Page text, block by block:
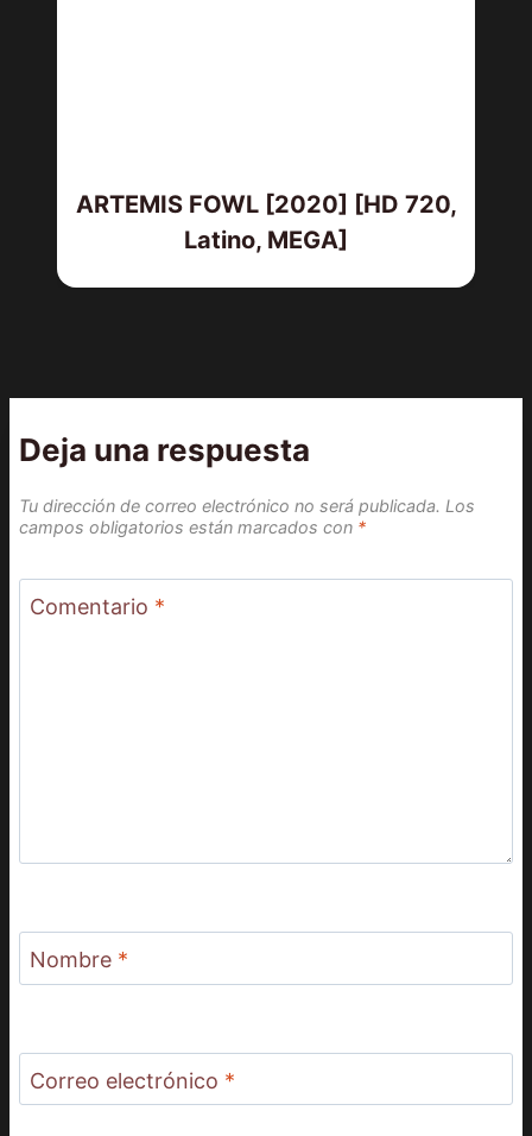
ARTEMIS FOWL [2020] [HD 720,
Latino, MEGA]
Deja una respuesta
Tu dirección de correo electrónico no será publicada. Los
campos obligatorios están marcados con *
Comentario *
Nombre *
Correo electrónico *